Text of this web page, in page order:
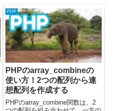
PHP
PHPのarray_combineの
使い方！2つの配列から連
想配列を作成する
PHPのarray_combine関数は、2